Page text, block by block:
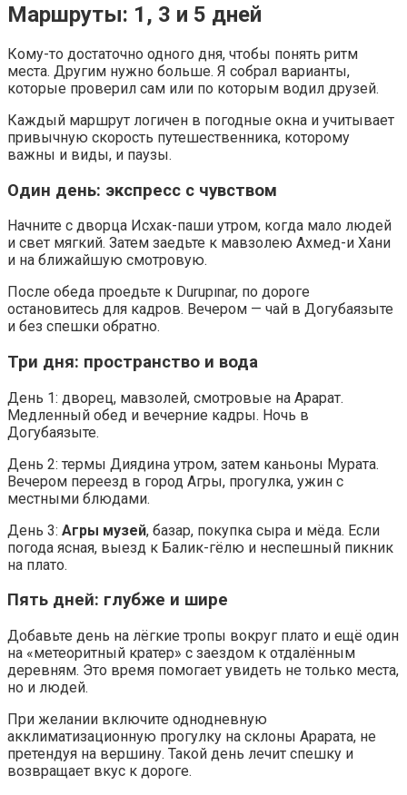
Маршруты: 1, 3 и 5 дней
Кому-то достаточно одного дня, чтобы понять ритм
места. Другим нужно больше. Я собрал варианты,
которые проверил сам или по которым водил друзей.
Каждый маршрут логичен в погодные окна и учитывает
привычную скорость путешественника, которому
важны и виды, и паузы.
Один день: экспресс с чувством
Начните с дворца Исхак-паши утром, когда мало людей
и свет мягкий. Затем заедьте к мавзолею Ахмед-и Хани
и на ближайшую смотровую.
После обеда проедьте к Durupınar, по дороге
остановитесь для кадров. Вечером — чай в Догубаязыте
и без спешки обратно.
Три дня: пространство и вода
День 1: дворец, мавзолей, смотровые на Арарат.
Медленный обед и вечерние кадры. Ночь в
Догубаязыте.
День 2: термы Диядина утром, затем каньоны Мурата.
Вечером переезд в город Агры, прогулка, ужин с
местными блюдами.
День 3: Агры музей, базар, покупка сыра и мёда. Если
погода ясная, выезд к Балик-гёлю и неспешный пикник
на плато.
Пять дней: глубже и шире
Добавьте день на лёгкие тропы вокруг плато и ещё один
на «метеоритный кратер» с заездом к отдалённым
деревням. Это время помогает увидеть не только места,
но и людей.
При желании включите однодневную
акклиматизационную прогулку на склоны Арарата, не
претендуя на вершину. Такой день лечит спешку и
возвращает вкус к дороге.